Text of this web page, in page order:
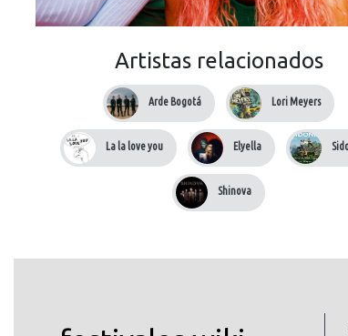
Artistas relacionados
Arde Bogotá Lori Meyers
La la love you Elyella
Shinova